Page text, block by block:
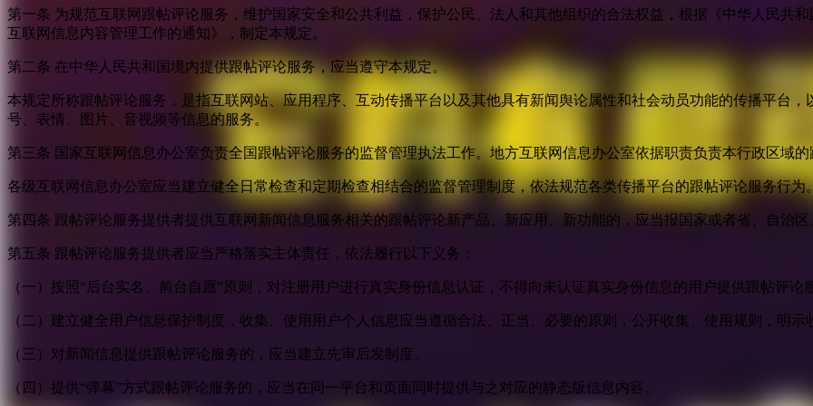
第一条 为规范互联网跟帖评论服务，维护国家安全和公共利益，保护公民、法人和其他组织的合法权益，根据《中华人民共
互联网信息内容管理工作的通知》，制定本规定。
第二条 在中华人民共和国境内提供跟帖评论服务，应当遵守本规定。
本规定所称跟帖评论服务，是指互联网站、应用程序、互动传播平台以及其他具有新闻舆论属性和社会动员功能的传播平台
号、表情、图片、音视频等信息的服务。
第三条 国家互联网信息办公室负责全国跟帖评论服务的监督管理执法工作。地方互联网信息办公室依据职责负责本行政区域
各级互联网信息办公室应当建立健全日常检查和定期检查相结合的监督管理制度，依法规范各类传播平台的跟帖评论服务行为
第四条 跟帖评论服务提供者提供互联网新闻信息服务相关的跟帖评论新产品、新应用、新功能的，应当报国家或者省、自治
第五条 跟帖评论服务提供者应当严格落实主体责任，依法履行以下义务：
（一）按照“后台实名、前台自愿”原则，对注册用户进行真实身份信息认证，不得向未认证真实身份信息的用户提供跟帖评论
（二）建立健全用户信息保护制度，收集、使用用户个人信息应当遵循合法、正当、必要的原则，公开收集、使用规则，明
（三）对新闻信息提供跟帖评论服务的，应当建立先审后发制度。
（四）提供“弹幕”方式跟帖评论服务的，应当在同一平台和页面同时提供与之对应的静态版信息内容。